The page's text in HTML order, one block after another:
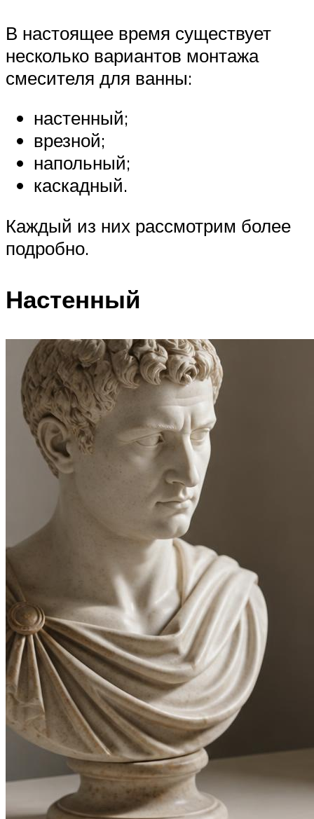
В настоящее время существует
несколько вариантов монтажа
смесителя для ванны:
настенный;
врезной;
напольный;
каскадный.
Каждый из них рассмотрим более
подробно.
Настенный